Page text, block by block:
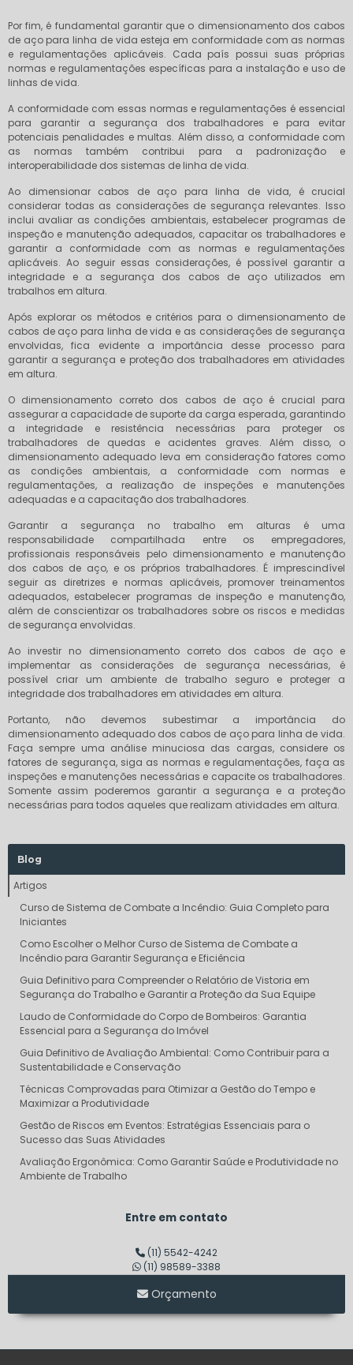
Por fim, é fundamental garantir que o dimensionamento dos cabos
de aço para linha de vida esteja em conformidade com as normas
e regulamentações aplicáveis. Cada país possui suas próprias
normas e regulamentações específicas para a instalação e uso de
linhas de vida.
A conformidade com essas normas e regulamentações é essencial
para garantir a segurança dos trabalhadores e para evitar
potenciais penalidades e multas. Além disso, a conformidade com
as normas também contribui para a padronização e
interoperabilidade dos sistemas de linha de vida.
Ao dimensionar cabos de aço para linha de vida, é crucial
considerar todas as considerações de segurança relevantes. Isso
inclui avaliar as condições ambientais, estabelecer programas de
inspeção e manutenção adequados, capacitar os trabalhadores e
garantir a conformidade com as normas e regulamentações
aplicáveis. Ao seguir essas considerações, é possível garantir a
integridade e a segurança dos cabos de aço utilizados em
trabalhos em altura.
Após explorar os métodos e critérios para o dimensionamento de
cabos de aço para linha de vida e as considerações de segurança
envolvidas, fica evidente a importância desse processo para
garantir a segurança e proteção dos trabalhadores em atividades
em altura.
O dimensionamento correto dos cabos de aço é crucial para
assegurar a capacidade de suporte da carga esperada, garantindo
a integridade e resistência necessárias para proteger os
trabalhadores de quedas e acidentes graves. Além disso, o
dimensionamento adequado leva em consideração fatores como
as condições ambientais, a conformidade com normas e
regulamentações, a realização de inspeções e manutenções
adequadas e a capacitação dos trabalhadores.
Garantir a segurança no trabalho em alturas é uma
responsabilidade compartilhada entre os empregadores,
profissionais responsáveis pelo dimensionamento e manutenção
dos cabos de aço, e os próprios trabalhadores. É imprescindível
seguir as diretrizes e normas aplicáveis, promover treinamentos
adequados, estabelecer programas de inspeção e manutenção,
além de conscientizar os trabalhadores sobre os riscos e medidas
de segurança envolvidas.
Ao investir no dimensionamento correto dos cabos de aço e
implementar as considerações de segurança necessárias, é
possível criar um ambiente de trabalho seguro e proteger a
integridade dos trabalhadores em atividades em altura.
Portanto, não devemos subestimar a importância do
dimensionamento adequado dos cabos de aço para linha de vida.
Faça sempre uma análise minuciosa das cargas, considere os
fatores de segurança, siga as normas e regulamentações, faça as
inspeções e manutenções necessárias e capacite os trabalhadores.
Somente assim poderemos garantir a segurança e a proteção
necessárias para todos aqueles que realizam atividades em altura.
Blog
Artigos
Curso de Sistema de Combate a Incêndio: Guia Completo para
Iniciantes
Como Escolher o Melhor Curso de Sistema de Combate a
Incêndio para Garantir Segurança e Eficiência
Guia Definitivo para Compreender o Relatório de Vistoria em
Segurança do Trabalho e Garantir a Proteção da Sua Equipe
Laudo de Conformidade do Corpo de Bombeiros: Garantia
Essencial para a Segurança do Imóvel
Guia Definitivo de Avaliação Ambiental: Como Contribuir para a
Sustentabilidade e Conservação
Técnicas Comprovadas para Otimizar a Gestão do Tempo e
Maximizar a Produtividade
Gestão de Riscos em Eventos: Estratégias Essenciais para o
Sucesso das Suas Atividades
Avaliação Ergonômica: Como Garantir Saúde e Produtividade no
Ambiente de Trabalho
Consultoria em Segurança do Trabalho SP: Transforme sua
Oportunidades de Sucesso
Entre em contato
(11) 5542-4242
(11) 98589-3388
Orçamento